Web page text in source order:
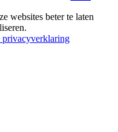
websites beter te laten
privacyverklaring